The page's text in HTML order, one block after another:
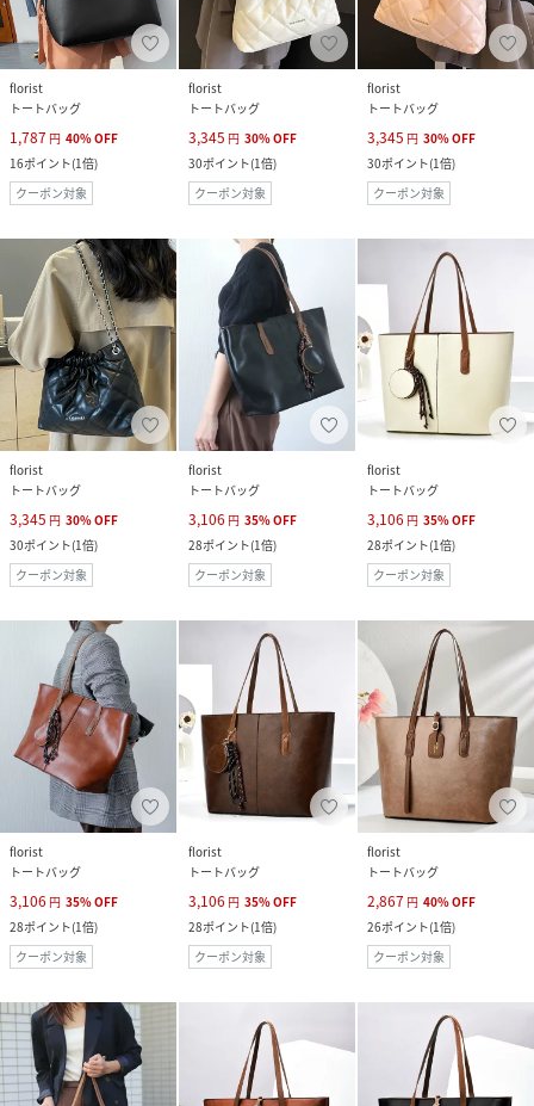
florist
トートバッグ
1,787 円 40%OFF
16ポイント(1倍)
クーポン対象
florist
トートバッグ
3,345 円 30%OFF
30ポイント(1倍)
クーポン対象
florist
トートバッグ
3,345 円 30%OFF
30ポイント(1倍)
クーポン対象
florist
トートバッグ
3,345 円 30%OFF
30ポイント(1倍)
クーポン対象
florist
トートバッグ
3,106 円 35%OFF
28ポイント(1倍)
クーポン対象
florist
トートバッグ
3,106 円 35%OFF
28ポイント(1倍)
クーポン対象
florist
トートバッグ
3,106 円 35%OFF
28ポイント(1倍)
クーポン対象
florist
トートバッグ
3,106 円 35%OFF
28ポイント(1倍)
クーポン対象
florist
トートバッグ
2,867 円 40%OFF
26ポイント(1倍)
クーポン対象